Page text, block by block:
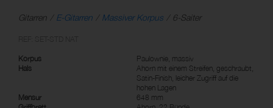
Gitarren E-Gitarren Massiver Korpus 6-Saiter
Korpus
Paulownie, massiv
Hals
Ahorn mit einem Streifen, geschraubt,
Satin-Finish, leicher Zugriff auf die
hohen Lagen
Mensur
648 mm